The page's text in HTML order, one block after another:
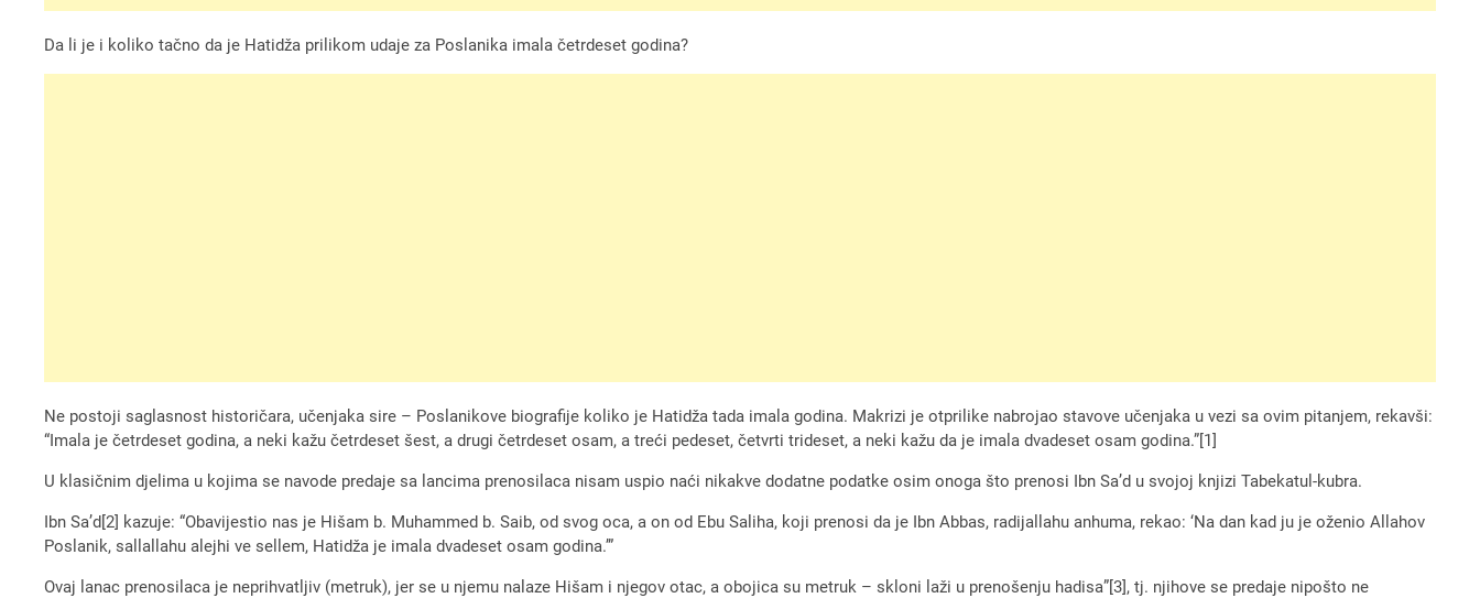
Da li je i koliko tačno da je Hatidža prilikom udaje za Poslanika imala četrdeset godina?
Ne postoji saglasnost historičara, učenjaka sire – Poslanikove biografije koliko je Hatidža tada imala godina. Makrizi je otprilike nabrojao stavove učenjaka u vezi sa ovim pitanjem, rekavši:
“Imala je četrdeset godina, a neki kažu četrdeset šest, a drugi četrdeset osam, a treći pedeset, četvrti trideset, a neki kažu da je imala dvadeset osam godina.”[1]
U klasičnim djelima u kojima se navode predaje sa lancima prenosilaca nisam uspio naći nikakve dodatne podatke osim onoga što prenosi Ibn Sa’d u svojoj knjizi Tabekatul-kubra.
Ibn Sa’d[2] kazuje: “Obavijestio nas je Hišam b. Muhammed b. Saib, od svog oca, a on od Ebu Saliha, koji prenosi da je Ibn Abbas, radijallahu anhuma, rekao: ‘Na dan kad ju je oženio Allahov
Poslanik, sallallahu alejhi ve sellem, Hatidža je imala dvadeset osam godina.’”
Ovaj lanac prenosilaca je neprihvatljiv (metruk), jer se u njemu nalaze Hišam i njegov otac, a obojica su metruk – skloni laži u prenošenju hadisa”[3], tj. njihove se predaje nipošto ne